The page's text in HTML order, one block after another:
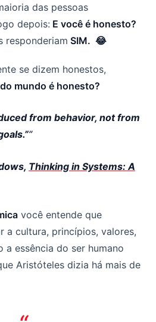
das pessoas
depois: E você é honesto?
responderiam SIM. 😂
se dizem honestos,
mundo é honesto?
from behavior, not from
Thinking in Systems: A
você entende que
a cultura, princípios, valores,
a essência do ser humano
Aristóteles dizia há mais de